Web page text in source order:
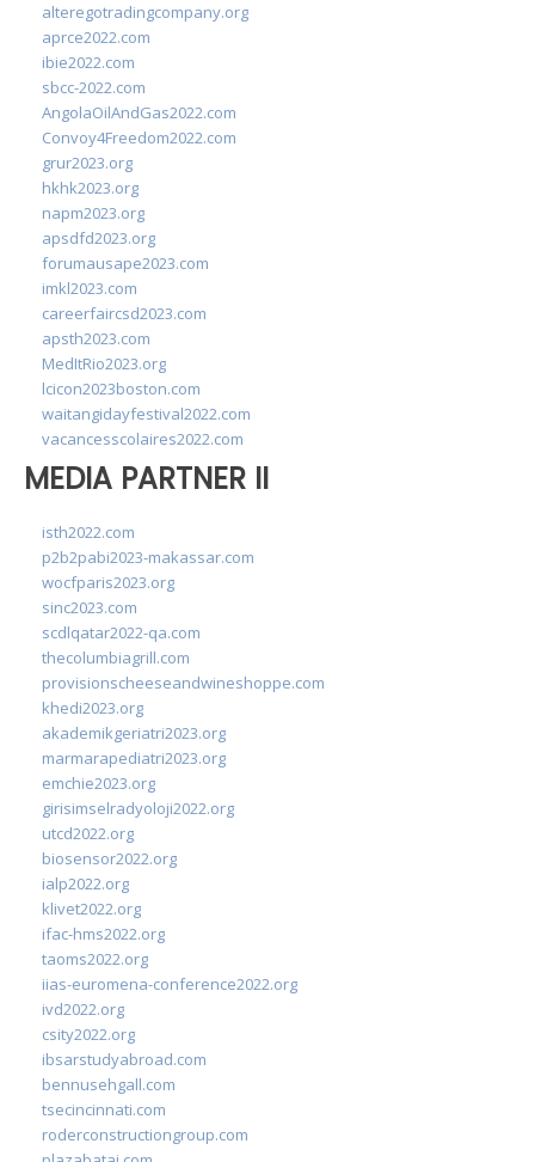
alteregotradingcompany.org
aprce2022.com
ibie2022.com
sbcc-2022.com
AngolaOilAndGas2022.com
Convoy4Freedom2022.com
grur2023.org
hkhk2023.org
napm2023.org
apsdfd2023.org
forumausape2023.com
imkl2023.com
careerfaircsd2023.com
apsth2023.com
MedItRio2023.org
lcicon2023boston.com
waitangidayfestival2022.com
vacancesscolaires2022.com
MEDIA PARTNER II
isth2022.com
p2b2pabi2023-makassar.com
wocfparis2023.org
sinc2023.com
scdlqatar2022-qa.com
thecolumbiagrill.com
provisionscheeseandwineshoppe.com
khedi2023.org
akademikgeriatri2023.org
marmarapediatri2023.org
emchie2023.org
girisimselradyoloji2022.org
utcd2022.org
biosensor2022.org
ialp2022.org
klivet2022.org
ifac-hms2022.org
taoms2022.org
iias-euromena-conference2022.org
ivd2022.org
csity2022.org
ibsarstudyabroad.com
bennusehgall.com
tsecincinnati.com
roderconstructiongroup.com